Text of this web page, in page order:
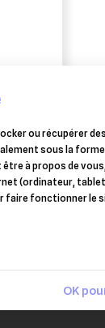
ou récupérer des
sous la
à propos de
(ordinateur,
faire fonctionner le
OK